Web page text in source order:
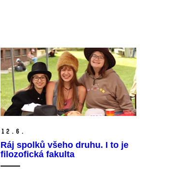
12. 6.
Ráj spolků všeho druhu. I to je
filozofická fakulta